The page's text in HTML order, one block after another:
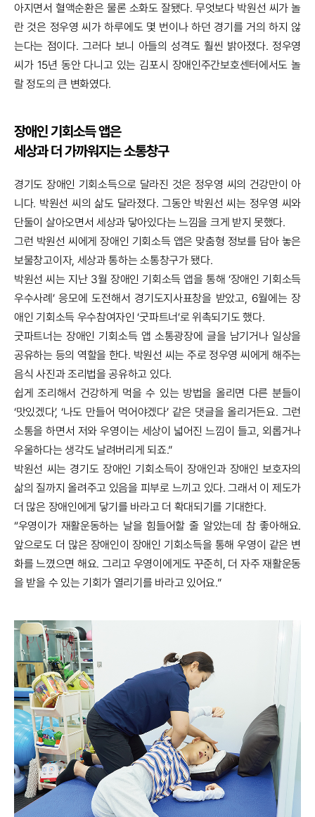
아지면서 혈액순환은 물론 소화도 잘됐다. 무엇보다 박원선 씨가 놀
란 것은 정우영 씨가 하루에도 몇 번이나 하던 경기를 거의 하지 않
는다는 점이다. 그러다 보니 아들의 성격도 훨씬 밝아졌다. 정우영
씨가 15년 동안 다니고 있는 김포시 장애인주간보호센터에서도 놀
랄 정도의 큰 변화였다.
장애인 기회소득 앱은
세상과 더 가까워지는 소통창구
경기도 장애인 기회소득으로 달라진 것은 정우영 씨의 건강만이 아
니다. 박원선 씨의 삶도 달라졌다. 그동안 박원선 씨는 정우영 씨와
단둘이 살아오면서 세상과 닿아있다는 느낌을 크게 받지 못했다.
그런 박원선 씨에게 장애인 기회소득 앱은 맞춤형 정보를 담아 놓은
보물창고이자, 세상과 통하는 소통창구가 됐다.
박원선 씨는 지난 3월 장애인 기회소득 앱을 통해 ‘장애인 기회소득
우수사례’ 응모에 도전해서 경기도지사표창을 받았고, 6월에는 장
애인 기회소득 우수참여자인 ‘굿파트너’로 위촉되기도 했다.
굿파트너는 장애인 기회소득 앱 소통광장에 글을 남기거나 일상을
공유하는 등의 역할을 한다. 박원선 씨는 주로 정우영 씨에게 해주는
음식 사진과 조리법을 공유하고 있다.
쉽게 조리해서 건강하게 먹을 수 있는 방법을 올리면 다른 분들이
‘맛있겠다’, ‘나도 만들어 먹어야겠다’ 같은 댓글을 올리거든요. 그런
소통을 하면서 저와 우영이는 세상이 넓어진 느낌이 들고, 외롭거나
우울하다는 생각도 날려버리게 되죠.”
박원선 씨는 경기도 장애인 기회소득이 장애인과 장애인 보호자의
삶의 질까지 올려주고 있음을 피부로 느끼고 있다. 그래서 이 제도가
더 많은 장애인에게 닿기를 바라고 더 확대되기를 기대한다.
“우영이가 재활운동하는 날을 힘들어할 줄 알았는데 참 좋아해요.
앞으로도 더 많은 장애인이 장애인 기회소득을 통해 우영이 같은 변
화를 느꼈으면 해요. 그리고 우영이에게도 꾸준히, 더 자주 재활운동
을 받을 수 있는 기회가 열리기를 바라고 있어요.”